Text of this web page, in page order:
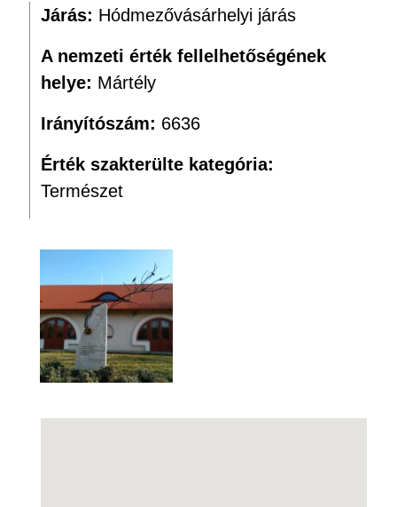
Járás: Hódmezővásárhelyi járás
A nemzeti érték fellelhetőségének
helye: Mártély
Irányítószám: 6636
Érték szakterülte kategória:
Természet